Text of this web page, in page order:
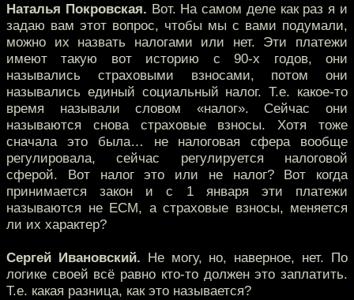
Наталья Покровская. Вот. На самом деле как раз я и
задаю вам этот вопрос, чтобы мы с вами подумали,
можно их назвать налогами или нет. Эти платежи
имеют такую вот историю с 90-х годов, они
назывались страховыми взносами, потом они
назывались единый социальный налог. Т.е. какое-то
время называли словом «налог». Сейчас они
называются снова страховые взносы. Хотя тоже
сначала это была… не налоговая сфера вообще
регулировала, сейчас регулируется налоговой
сферой. Вот налог это или не налог? Вот когда
принимается закон и с 1 января эти платежи
называются не ЕСМ, а страховые взносы, меняется
ли их характер?
Сергей Ивановский. Не могу, но, наверное, нет. По
логике своей всё равно кто-то должен это заплатить.
Т.е. какая разница, как это называется?